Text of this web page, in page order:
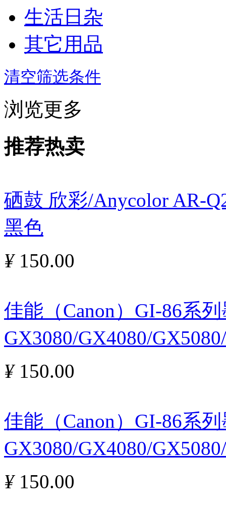
生活日杂
其它用品
清空筛选条件
浏览更多
推荐热卖
硒鼓 欣彩/Anycolor AR-
黑色
¥150.00
佳能（Canon）GI-86系
GX3080/GX4080/
¥150.00
佳能（Canon）GI-86系
GX3080/GX4080/
¥150.00